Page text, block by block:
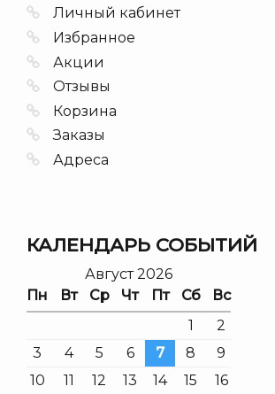
Личный кабинет
Избранное
Акции
Отзывы
Корзина
Заказы
Адреса
КАЛЕНДАРЬ СОБЫТИЙ
Август 2026
Пн
Вт Ср Чт Пт Сб
Вс
1
2
3
4 5 6 7 8
9
10
11 12 13 14 15 16